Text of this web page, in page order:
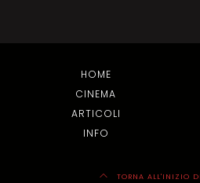
HOME
CINEMA
ARTICOLI
INFO
TORNA ALL'INIZIO